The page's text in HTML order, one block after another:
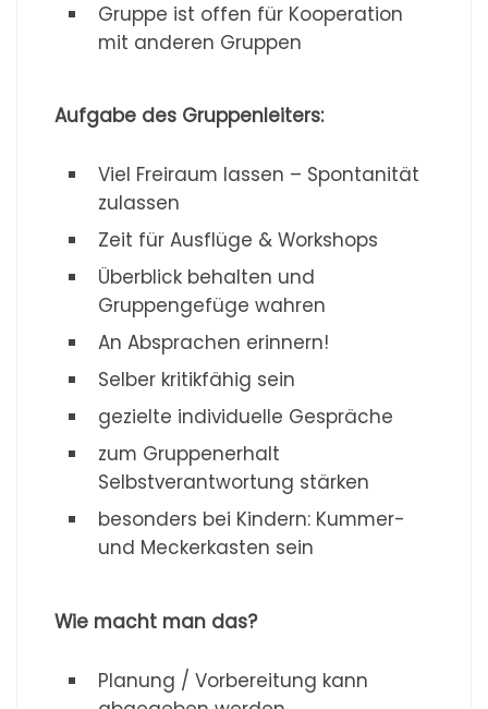
Gruppe ist offen für Kooperation
mit anderen Gruppen
Aufgabe des Gruppenleiters:
Viel Freiraum lassen – Spontanität
zulassen
Zeit für Ausflüge & Workshops
Überblick behalten und
Gruppengefüge wahren
An Absprachen erinnern!
Selber kritikfähig sein
gezielte individuelle Gespräche
zum Gruppenerhalt
Selbstverantwortung stärken
besonders bei Kindern: Kummer-
und Meckerkasten sein
Wie macht man das?
Planung / Vorbereitung kann